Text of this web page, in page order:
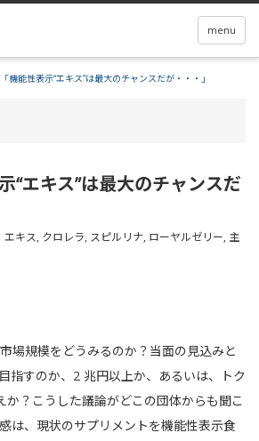
menu
機能性表示“エキス”は最大のチャンスだが・・・」
“エキス”は最大のチャンスだ
エキス, クロレラ, スピルリナ, ローヤルゼリー, 主
場規模をどうみるのか？当面の見込みと
指すのか、2 兆円以上か、あるいは、トク
か？こうした議論がどこの団体からも聞こ
は、現状のサプリメントを機能性表示食